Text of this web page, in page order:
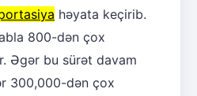
həyata keçirib.
800-dən çox
Əgər bu sürət davam
300,000-dən çox